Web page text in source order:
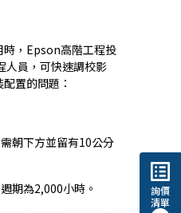
時，Epson高階工程投
人員，可快速調校影
置的問題：
朝下方並留有10公分
期為2,000小時。
list_alt
詢價
清單